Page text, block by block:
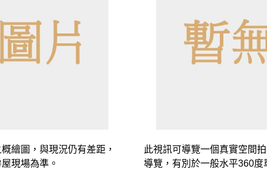
繪圖，與現況仍有差距，
現場為準。
此視訊可導覽一個真實空間
導覽，有別於一般水平360度